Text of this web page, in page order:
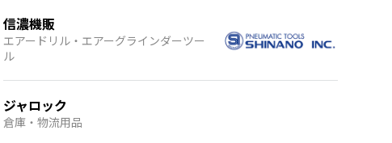
信濃機販
エアードリル・エアーグラインダーツー
ル
ジャロック
倉庫・物流用品